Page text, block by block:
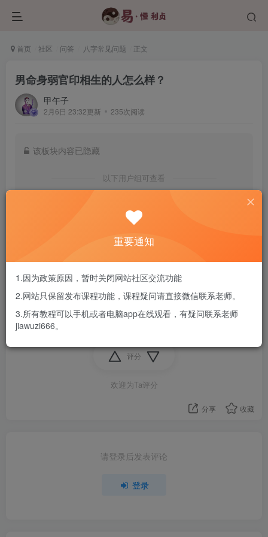
首页 社区 问答 八字常见问题 正文
男命身弱官印相生的人怎么样？
甲午子
2月6日 23:32更新 235次阅读
该板块内容已隐藏
以下用户组可查看
学员班及以上会员
登录后查看我的权限
八字 正印 正官
评分
欢迎为Ta评分
分享 收藏
请登录后发表评论
登录
重要通知
1.因为政策原因，暂时关闭网站社区交流功能
2.网站只保留发布课程功能，课程疑问请直接微信联系老师。
3.所有教程可以手机或者电脑app在线观看，有疑问联系老师
jiawuzi666。